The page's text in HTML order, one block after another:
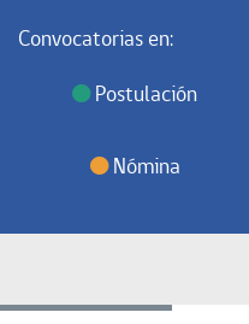
Convocatorias en:
Postulación
Nómina